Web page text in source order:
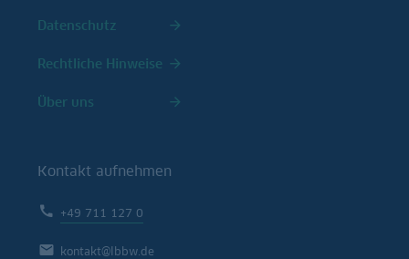
Datenschutz
Rechtliche Hinweise
Über uns
Kontakt aufnehmen
+49 711 127 0
kontakt@lbbw.de